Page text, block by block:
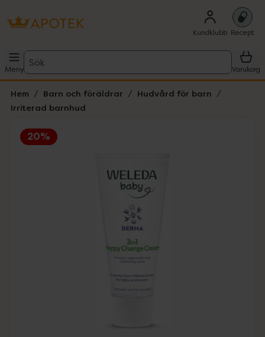
Kundklubb Recept
Meny
Sök
Varukorg
Hem Barn och föräldrar
Hudvård för barn
Irriterad barnhud
20%
Lista: . Innehåller 1 objekt.